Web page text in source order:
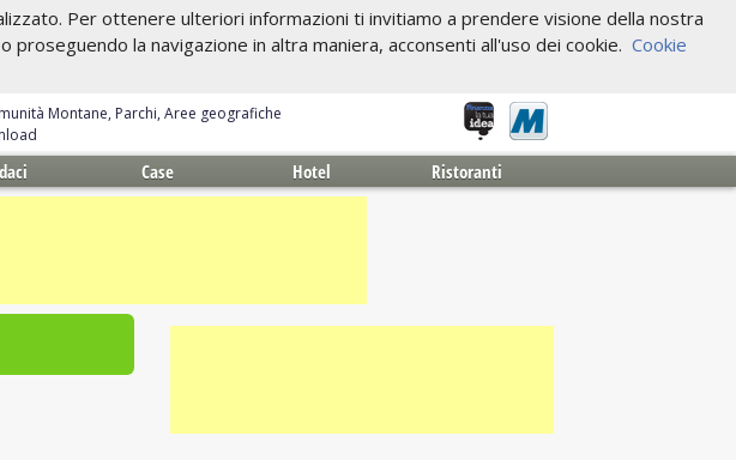
Per ottenere ulteriori informazioni ti invitiamo a prendere visione della nostra
la navigazione in altra maniera, acconsenti all'uso dei cookie. Cookie
Montane, Parchi, Aree geografiche
Case Hotel Ristoranti